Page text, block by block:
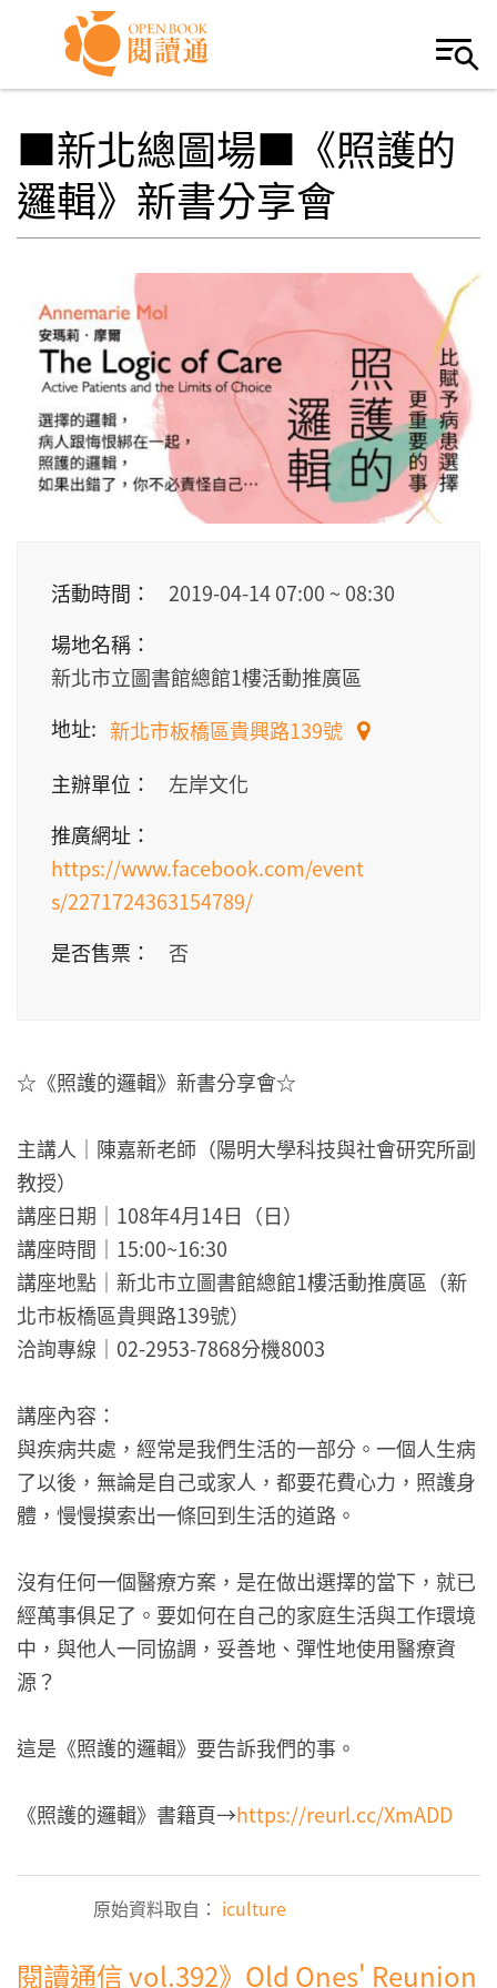
Skip to navigation
移至主內容
■新北總圖場■《照護的
邏輯》新書分享會
活動時間： 2019-04-1407:00 ~ 08:30
場地名稱：
新北市立圖書館總館1樓活動推廣區
地址: 新北市板橋區貴興路139號
主辦單位：
左岸文化
推廣網址：
https://www.facebook.com/event
s/2271724363154789/
是否售票：
否
☆《照護的邏輯》新書分享會☆
主講人｜陳嘉新老師（陽明大學科技與社會研究所副
教授）
講座日期｜108年4月14日（日）
講座時間｜15:00~16:30
講座地點｜新北市立圖書館總館1樓活動推廣區（新
北市板橋區貴興路139號）
洽詢專線｜02-2953-7868分機8003
講座內容：
與疾病共處，經常是我們生活的一部分。一個人生病
了以後，無論是自己或家人，都要花費心力，照護身
體，慢慢摸索出一條回到生活的道路。
沒有任何一個醫療方案，是在做出選擇的當下，就已
經萬事俱足了。要如何在自己的家庭生活與工作環境
中，與他人一同協調，妥善地、彈性地使用醫療資
源？
這是《照護的邏輯》要告訴我們的事。
《照護的邏輯》書籍頁→https://reurl.cc/XmADD
原始資料取自： iculture
閱讀通信 vol.392》Old Ones' Reunion